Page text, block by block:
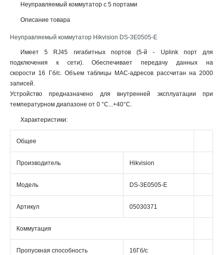
Неуправляемый коммутатор с 5 портами
Описание товара
Неуправляемый коммутатор Hikvision DS-3E0505-E
Имеет 5 RJ45 гигабитных портов (5-й - Uplink порт для
подключения к сети). Обеспечивает передачу данных на
скорости 16 Гб/с. Объем таблицы MAC-адресов рассчитан на 2000
записей.
Устройство предназначено для внутренней эксплуатации при
температурном диапазоне от 0 °C...+40°C.
Характеристики:
Общее
Производитель Hikvision
Модель DS-3E0505-E
Артикул 05030371
Коммутация
Пропускная способность 16Гб/с